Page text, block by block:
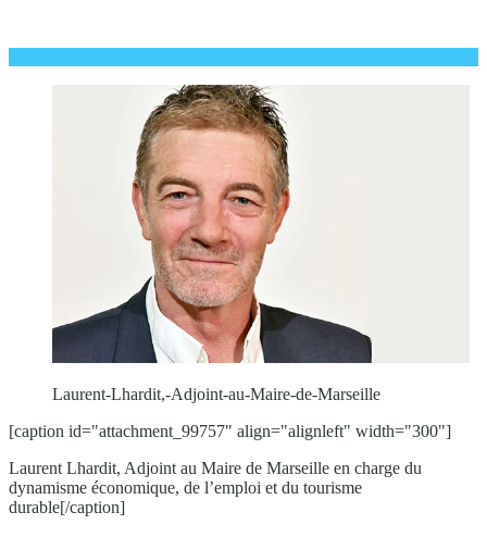
Laurent-Lhardit,-Adjoint-au-Maire-de-Marseille
[caption id="attachment_99757" align="alignleft" width="300"]
Laurent Lhardit, Adjoint au Maire de Marseille en charge du
dynamisme économique, de lʼemploi et du tourisme
durable[/caption]